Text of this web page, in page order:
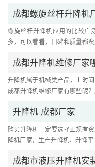
成都螺旋丝杆升降机
螺旋丝杆升降机应用的比较广
多，可以看看，口碑和质量都
成都升降机维修厂家
升降机属于机械类产品，上时
成都升降机维修厂家有哪些呢
升降机 成都厂家
购买升降机一定要选择正规有
降机厂家，生产升降机、升降
成都市液压升降机安